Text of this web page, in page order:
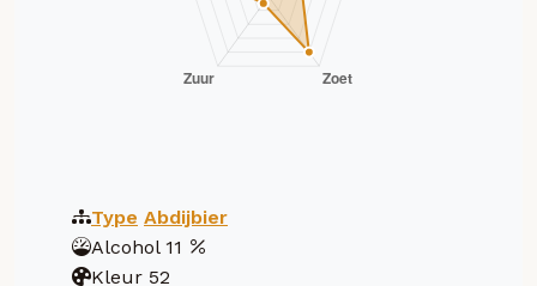
Type Abdijbier
Alcohol 11
Kleur 52